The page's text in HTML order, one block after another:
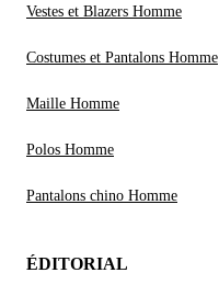
Vestes et Blazers Homme
Costumes et Pantalons Homme
Maille Homme
Polos Homme
Pantalons chino Homme
ÉDITORIAL